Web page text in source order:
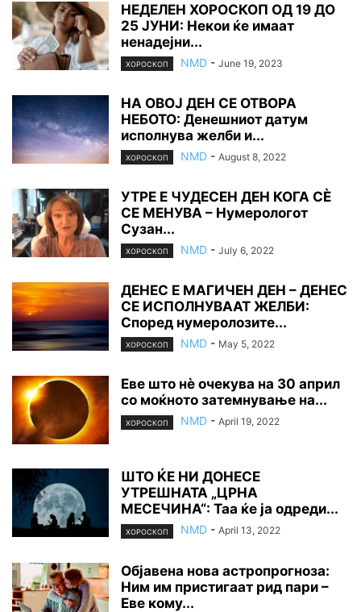
НЕДЕЛЕН ХОРОСКОП ОД 19 ДО
25 ЈУНИ: Некои ќе имаат
ненадејни...
ХОРОСКОП NMD - June 19, 2023
НА ОВОЈ ДЕН СЕ ОТВОРА
НЕБОТО: Денешниот датум
исполнува желби и...
ХОРОСКОП NMD - August 8, 2022
УТРЕ Е ЧУДЕСЕН ДЕН КОГА СÈ
СЕ МЕНУВА – Нумерологот
Сузан...
ХОРОСКОП NMD - July 6, 2022
ДЕНЕС Е МАГИЧЕН ДЕН – ДЕНЕС
СЕ ИСПОЛНУВААТ ЖЕЛБИ:
Според нумеролозите...
ХОРОСКОП NMD - May 5, 2022
Еве што нè очекува на 30 април
со моќното затемнување на...
ХОРОСКОП NMD - April 19, 2022
ШТО ЌЕ НИ ДОНЕСЕ
УТРЕШНАТА „ЦРНА
МЕСЕЧИНА“: Таа ќе ја одреди...
ХОРОСКОП NMD - April 13, 2022
Објавена нова астропрогноза:
Ним им пристигаат рид пари –
Еве кому...